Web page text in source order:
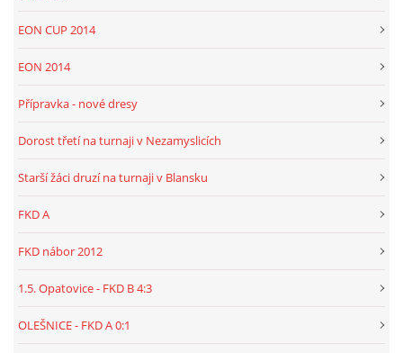
EON CUP 2014
EON 2014
Přípravka - nové dresy
Dorost třetí na turnaji v Nezamyslicích
Starší žáci druzí na turnaji v Blansku
FKD A
FKD nábor 2012
1.5. Opatovice - FKD B 4:3
OLEŠNICE - FKD A 0:1